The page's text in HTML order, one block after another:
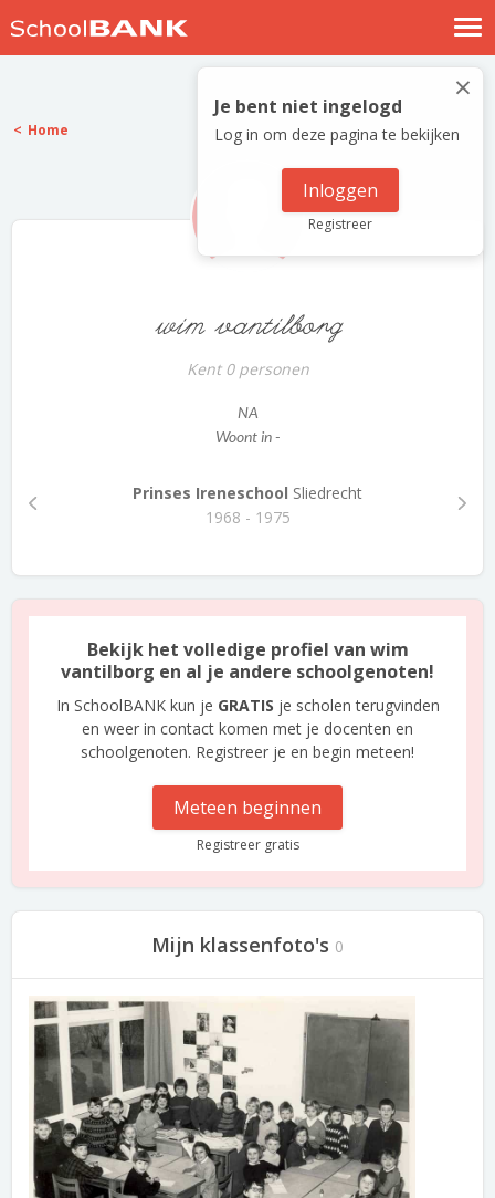
Nostalgische verhalen
Log in
Meld je gratis aan
×
Je bent niet ingelogd
Log in om deze pagina te bekijken
Inloggen
Registreer
Home
wim vantilborg
Kent 0 personen
NA
Woont in -
Prinses Ireneschool Sliedrecht
1968 - 1975
Bekijk het volledige profiel van wim
vantilborg en al je andere schoolgenoten!
In SchoolBANK kun je GRATIS je scholen terugvinden
en weer in contact komen met je docenten en
schoolgenoten. Registreer je en begin meteen!
Meteen beginnen
Registreer gratis
Mijn klassenfoto's 0